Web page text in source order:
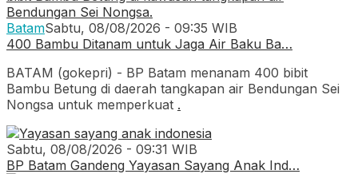
BatamSabtu, 08/08/2026 - 09:35 WIB
400 Bambu Ditanam untuk Jaga Air Baku Ba…
BATAM (gokepri) - BP Batam menanam 400 bibit
Bambu Betung di daerah tangkapan air Bendungan Sei
Nongsa untuk memperkuat .
Sabtu, 08/08/2026 - 09:31 WIB
BP Batam Gandeng Yayasan Sayang Anak Ind…